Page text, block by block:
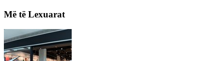
Më të Lexuarat